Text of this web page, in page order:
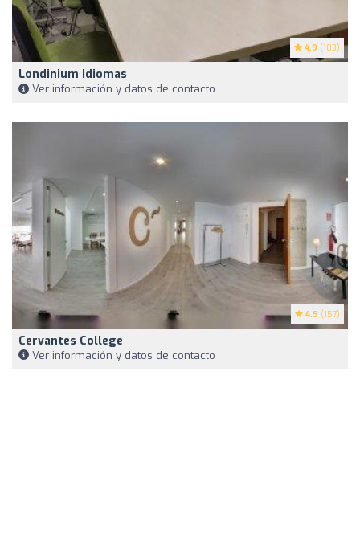
4.9 (103)
Londinium Idiomas
Ver información y datos de contacto
4.9 (157)
Cervantes College
Ver información y datos de contacto